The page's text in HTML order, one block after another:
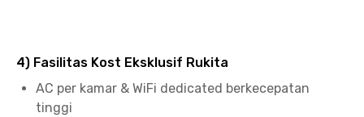
4) Fasilitas Kost Eksklusif Rukita
AC per kamar & WiFi dedicated berkecepatan
tinggi